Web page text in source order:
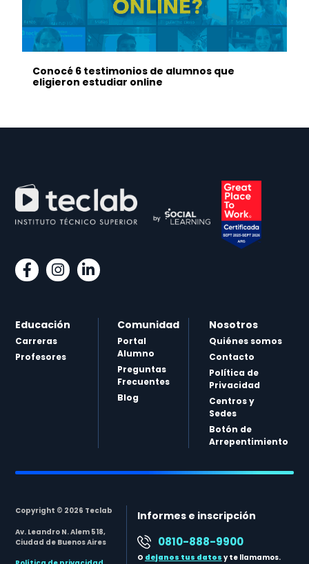
Conocé 6 testimonios de alumnos que
eligieron estudiar online
Educación
Carreras
Profesores
Comunidad
Portal
Alumno
Preguntas
Frecuentes
Blog
Nosotros
Quiénes somos
Contacto
Política de
Privacidad
Centros y
Sedes
Botón de
Arrepentimiento
Copyright © 2026 Teclab
Av. Leandro N. Alem 518,
Ciudad de Buenos Aires
Informes e inscripción
0810-888-9900
O dejanos tus datos y te llamamos.